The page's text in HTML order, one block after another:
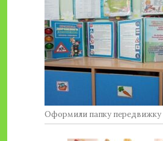
Оформили папку передвижку